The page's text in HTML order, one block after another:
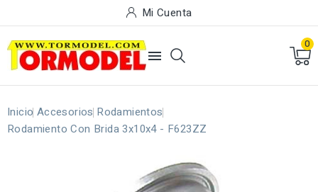
Mi Cuenta

0
Inicio Accesorios Rodamientos
Rodamiento Con Brida 3x10x4 - F623ZZ